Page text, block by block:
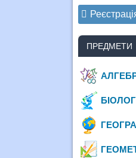
ПРЕДМЕТИ